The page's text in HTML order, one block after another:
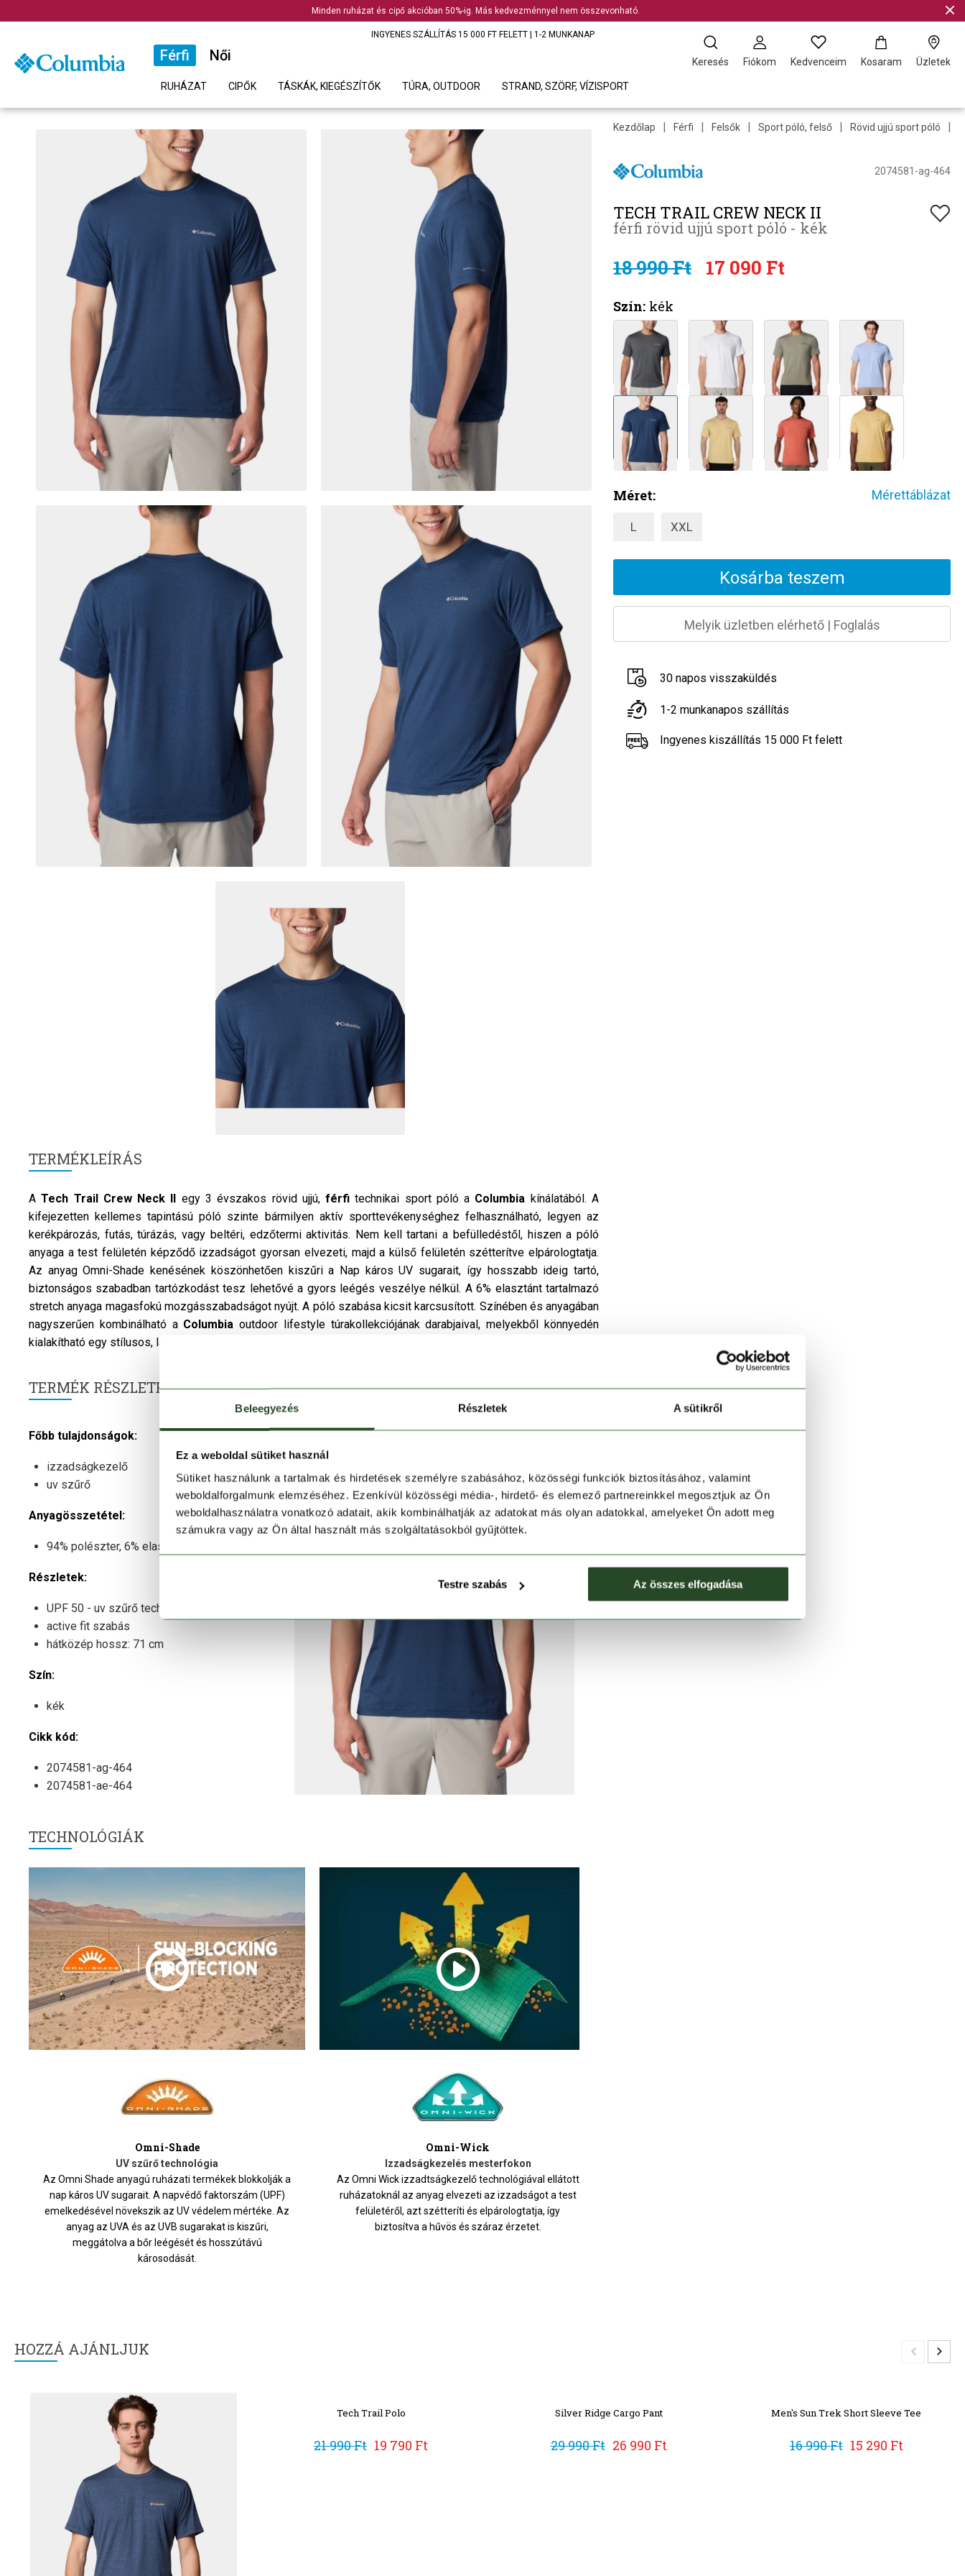
Beleegyezés Részletek A sütikről
Ez a weboldal sütiket használ
Sütiket használunk a tartalmak és hirdetések személyre szabásához, közösségi funkciók biztosításához, valamint
weboldalforgalmunk elemzéséhez. Ezenkívül közösségi média-, hirdető- és elemező partnereinkkel megosztjuk az Ön
weboldalhasználatra vonatkozó adatait, akik kombinálhatják az adatokat más olyan adatokkal, amelyeket Ön adott meg
számukra vagy az Ön által használt más szolgáltatásokból gyűjtöttek.
Testre szabás Az összes elfogadása
Minden ruházat és cipő akcióban 50%-ig. Más kedvezménnyel nem összevonható.
INGYENES SZÁLLÍTÁS 15 000 FT FELETT | 1-2 MUNKANAP
Férfi Női
RUHÁZAT CIPŐK TÁSKÁK, KIEGÉSZÍTŐK TÚRA, OUTDOOR STRAND, SZÖRF, VÍZISPORT
Keresés Fiókom Kedvenceim Kosaram Üzletek
TERMÉKLEÍRÁS
ATech Trail Crew Neck II egy 3 évszakos rövid ujjú,férfitechnikai sport póló a Columbia kínálatából. A
kifejezetten kellemes tapintású póló szinte bármilyen aktív sporttevékenységhez felhasználható, legyen az
kerékpározás, futás, túrázás, vagy beltéri, edzőtermi aktivitás. Nem kell tartani a befülledéstől, hiszen a póló
anyaga a test felületén képződő izzadságot gyorsan elvezeti, majd a külső felületén szétterítve elpárologtatja.
Az anyag Omni-Shade kenésének köszönhetően kiszűri a Nap káros UV sugarait, így hosszabb ideig tartó,
biztonságos szabadban tartózkodást tesz lehetővé a gyors leégés veszélye nélkül. A 6% elasztánt tartalmazó
stretch anyaga magasfokú mozgásszabadságot nyújt. A póló szabása kicsit karcsusított. Színében és anyagában
nagyszerűen kombinálható a Columbiaoutdoor lifestyle túrakollekciójának darabjaival, melyekből könnyedén
kialakítható egy stílusos, laza outdoor ruhatár.
TERMÉK RÉSZLETEK
Főbb tulajdonságok:
izzadságkezelő
uv szűrő
Anyagösszetétel:
94% polészter, 6% elasztán
Részletek:
UPF 50 - uv szűrő technológia
active fit szabás
hátközép hossz: 71 cm
Szín:
kék
Cikk kód:
2074581-ag-464
2074581-ae-464
TECHNOLÓGIÁK
Omni-Shade
UV szűrő technológia
Az Omni Shade anyagú ruházati termékek blokkolják a
nap káros UV sugarait. A napvédő faktorszám (UPF)
emelkedésével növekszik az UV védelem mértéke. Az
anyag az UVA és az UVB sugarakat is kiszűri,
meggátolva a bőr leégését és hosszútávú
károsodását.
Omni-Wick
Izzadságkezelés mesterfokon
Az Omni Wick izzadtságkezelő technológiával ellátott
ruházatoknál az anyag elvezeti az izzadságot a test
felületéről, azt szétteríti és elpárologtatja, így
biztosítva a hűvös és száraz érzetet.
Kezdőlap | Férfi | Felsők | Sport póló, felső | Rövid ujjú sport póló |
2074581-ag-464
TECH TRAIL CREW NECK II
férfi rövid ujjú sport póló - kék
18 990 Ft 17 090 Ft
Szín: kék
Méret: Mérettáblázat
L XXL
Kosárba teszem
Melyik üzletben elérhető| Foglalás
30 napos visszaküldés
1-2 munkanapos szállítás
Ingyenes kiszállítás 15 000 Ft felett
HOZZÁ AJÁNLJUK